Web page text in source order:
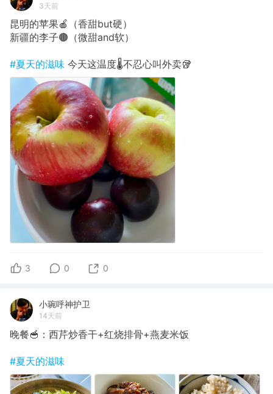
3天前
昆明的苹果🍎（香甜but硬）
新疆的李子🟤（微甜and软）
#夏天的滋味 今天这温度🌡️不忍心叫外卖🥡
3 0 0
小琬呼神护卫
14天前
晚餐🥣：西芹炒香干+红烧排骨+燕麦米饭
#夏天的滋味